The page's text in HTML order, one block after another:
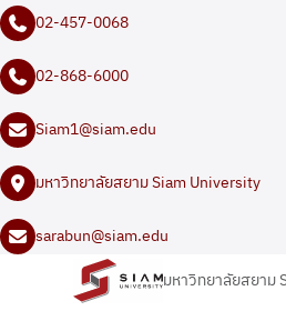
02-457-0068
02-868-6000
Siam1@siam.edu
มหาวิทยาลัยสยาม Siam University
sarabun@siam.edu
มหาวิทยาลัยสยาม